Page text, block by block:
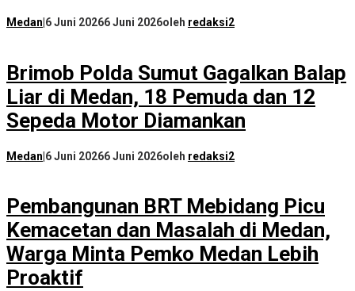
Medan 6 Juni 20266 Juni 2026oleh redaksi2
Brimob Polda Sumut Gagalkan Balap
Liar di Medan, 18 Pemuda dan 12
Sepeda Motor Diamankan
Medan 6 Juni 20266 Juni 2026oleh redaksi2
Pembangunan BRT Mebidang Picu
Kemacetan dan Masalah di Medan,
Warga Minta Pemko Medan Lebih
Proaktif